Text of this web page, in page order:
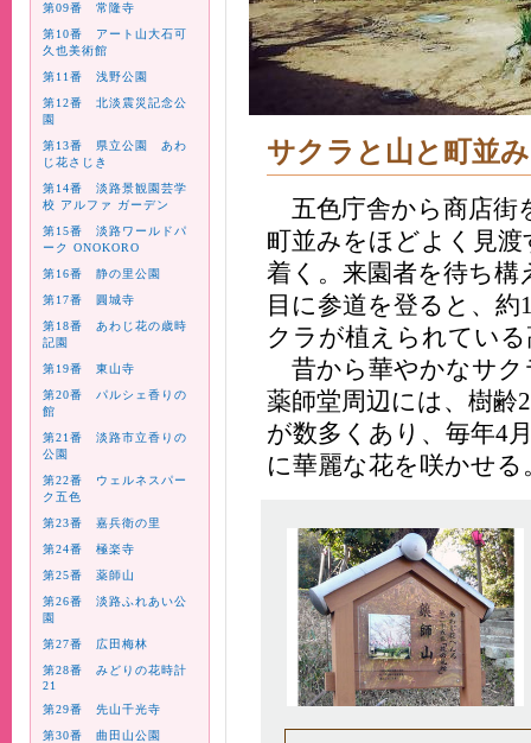
第09番 常隆寺
第10番 アート山大石可
久也美術館
第11番 浅野公園
第12番 北淡震災記念公
園
第13番 県立公園 あわ
じ花さじき
第14番 淡路景観園芸学
校 アルファ ガーデン
第15番 淡路ワールドパ
ーク ONOKORO
第16番 静の里公園
第17番 圓城寺
第18番 あわじ花の歳時
記園
第19番 東山寺
第20番 パルシェ香りの
館
第21番 淡路市立香りの
公園
第22番 ウェルネスパー
ク五色
第23番 嘉兵衛の里
第24番 極楽寺
第25番 薬師山
第26番 淡路ふれあい公
園
第27番 広田梅林
第28番 みどりの花時計
21
第29番 先山千光寺
第30番 曲田山公園
サクラと山と町並
五色庁舎から商店街
町並みをほどよく見
着く。来園者を待ち
目に参道を登ると、
クラが植えられてい
昔から華やかなサク
薬師堂周辺には、樹
が数多くあり、毎年4
に華麗な花を咲かせる